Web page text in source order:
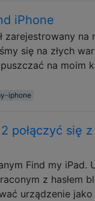
iPhone
na
się na złych
na moim
iphone
połączyć się
Find my iPad.
z hasłem
urządzenie